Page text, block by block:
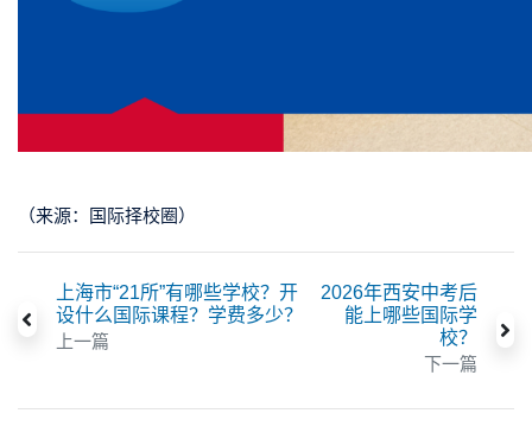
（来源：国际择校圈）
上海市“21所”有哪些学校？开
设什么国际课程？学费多少？
上一篇
2026年西安中考后
能上哪些国际学
校？
下一篇